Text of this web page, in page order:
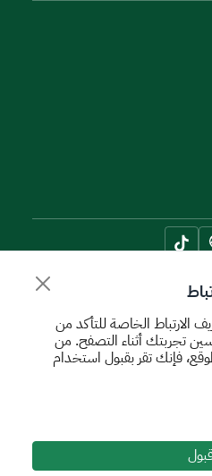
الارتباط الخاصة للتأكد من
تجربتك أثناء التصفح. من
فإنك تقر بقبول استخدام
© 2026